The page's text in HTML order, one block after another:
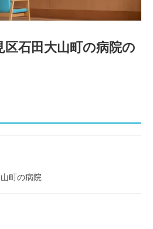
区石田大山町の病院の
町の病院